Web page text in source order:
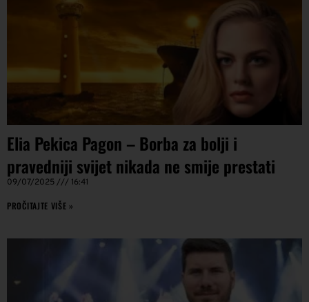
Elia Pekica Pagon – Borba za bolji i
pravedniji svijet nikada ne smije prestati
09/07/2025 16:41
PROČITAJTE VIŠE »